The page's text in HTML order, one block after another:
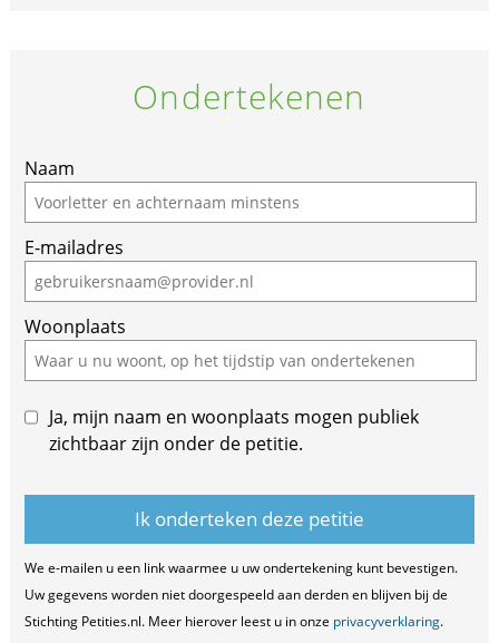
Ondertekenen
Naam
E-mailadres
Woonplaats
Ja, mijn naam en woonplaats mogen publiek
zichtbaar zijn onder de petitie.
We e-mailen u een link waarmee u uw ondertekening kunt bevestigen.
Uw gegevens worden niet doorgespeeld aan derden en blijven bij de
Stichting Petities.nl. Meer hierover leest u in onze privacyverklaring.